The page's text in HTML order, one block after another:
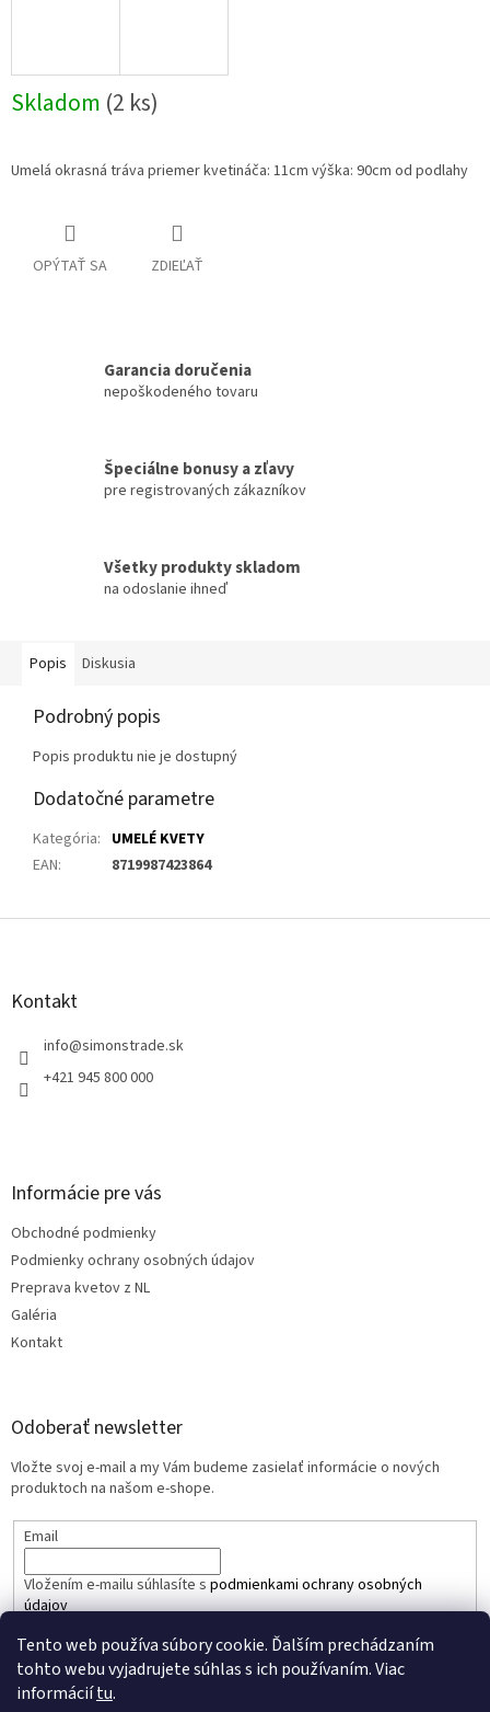
Tento web používa súbory cookie. Ďalším prechádzaním
tohto webu vyjadrujete súhlas s ich používaním. Viac
informáciítu.
Skladom (2 ks)
Umelá okrasná tráva priemer kvetináča: 11cm výška: 90cm od podlahy
OPÝTAŤ SA ZDIEĽAŤ
Garancia doručenia
nepoškodeného tovaru
Špeciálne bonusy a zľavy
pre registrovaných zákazníkov
Všetky produkty skladom
na odoslanie ihneď
Popis Diskusia
Podrobný popis
Popis produktu nie je dostupný
Dodatočné parametre
Kategória: UMELÉ KVETY
EAN: 8719987423864
Z
Kontakt
info@simonstrade.sk
+421 945 800 000
Informácie pre vás
Obchodné podmienky
Podmienky ochrany osobných údajov
Preprava kvetov z NL
Galéria
Kontakt
Odoberať newsletter
Vložte svoj e-mail a my Vám budeme zasielať informácie o nových
produktoch na našom e-shope.
Email
Vložením e-mailu súhlasíte s podmienkami ochrany osobných
údajov
PRIHLÁSIŤ SA